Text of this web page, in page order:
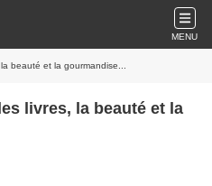
MENU
beauté et la gourmandise...
livres, la beauté et la